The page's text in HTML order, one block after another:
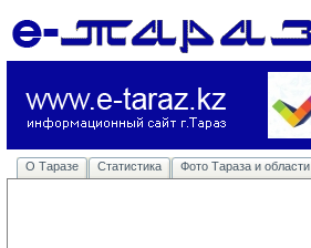
О Таразе Статистика Фото Тараза и области